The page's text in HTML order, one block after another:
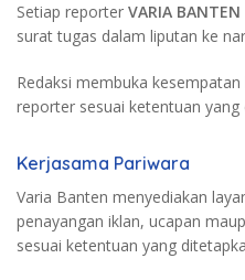
Setiap reporter VARIA BANTEN
surat tugas dalam liputan ke
Redaksi membuka
reporter sesuai ketentuan yang
Kerjasama Pariwara
Varia Banten menyediakan
penayangan iklan, ucapan
sesuai ketentuan yang